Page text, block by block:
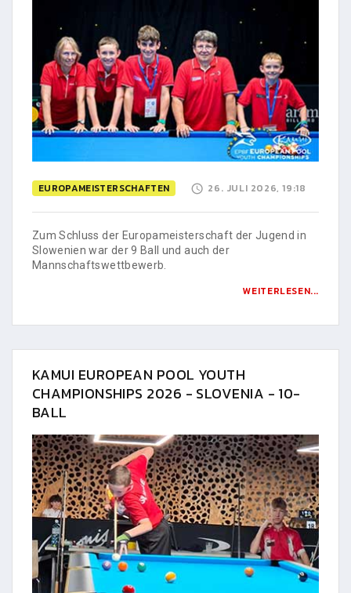
EUROPAMEISTERSCHAFTEN 26. JULI 2026, 19:18
Zum Schluss der Europameisterschaft der Jugend in
Slowenien war der 9 Ball und auch der
Mannschaftswettbewerb.
WEITERLESEN...
KAMUI EUROPEAN POOL YOUTH
CHAMPIONSHIPS 2026 - SLOVENIA - 10-
BALL